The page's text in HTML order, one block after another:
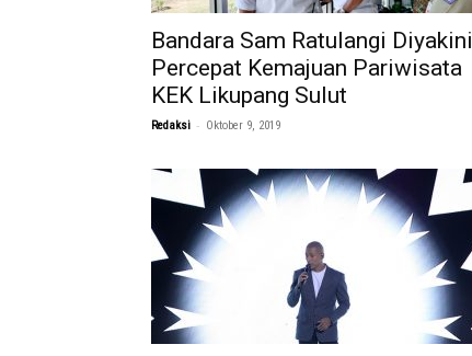
Bandara Sam Ratulangi Diyakini
Percepat Kemajuan Pariwisata
KEK Likupang Sulut
Redaksi - Oktober 9, 2019